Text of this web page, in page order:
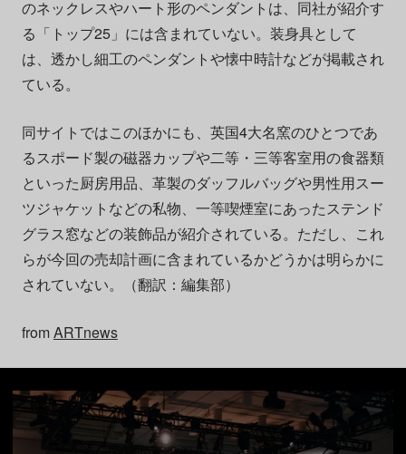
のネックレスやハート形のペンダントは、同社が紹介す
る「トップ25」には含まれていない。装身具として
は、透かし細工のペンダントや懐中時計などが掲載され
ている。
同サイトではこのほかにも、英国4大名窯のひとつであ
るスポード製の磁器カップや二等・三等客室用の食器類
といった厨房用品、革製のダッフルバッグや男性用スー
ツジャケットなどの私物、一等喫煙室にあったステンド
グラス窓などの装飾品が紹介されている。ただし、これ
らが今回の売却計画に含まれているかどうかは明らかに
されていない。（翻訳：編集部）
fromARTnews